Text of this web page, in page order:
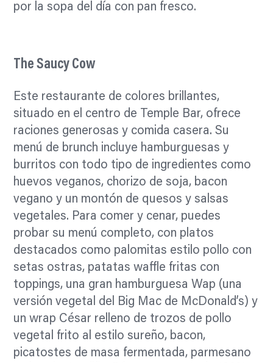
por la sopa del día con pan fresco.
The Saucy Cow
Este restaurante de colores brillantes,
situado en el centro de Temple Bar, ofrece
raciones generosas y comida casera. Su
menú de brunch incluye hamburguesas y
burritos con todo tipo de ingredientes como
huevos veganos, chorizo de soja, bacon
vegano y un montón de quesos y salsas
vegetales. Para comer y cenar, puedes
probar su menú completo, con platos
destacados como palomitas estilo pollo con
setas ostras, patatas waffle fritas con
toppings, una gran hamburguesa Wap (una
versión vegetal del Big Mac de McDonald’s) y
un wrap César relleno de trozos de pollo
vegetal frito al estilo sureño, bacon,
picatostes de masa fermentada, parmesano